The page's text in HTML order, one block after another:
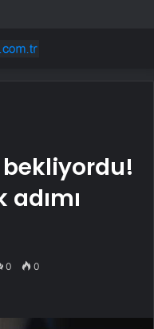
bekliyordu!
0 0